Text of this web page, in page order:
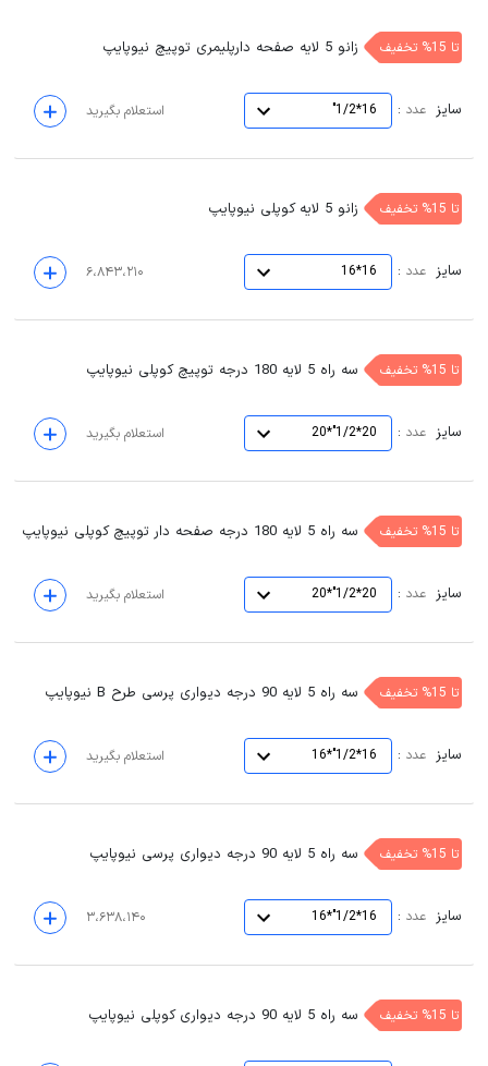
تا 15% تخفیف زانو 5 لایه صفحه دارپلیمری توپیچ نیوپایپ
سایز عدد :
16*1/2" استعلام بگیرید
تا 15% تخفیف زانو 5 لایه کوپلی نیوپایپ
سایز عدد :
16*16 ۶،۸۴۳،۲۱۰
تا 15% تخفیف سه راه 5 لایه 180 درجه توپیچ کوپلی نیوپایپ
سایز عدد :
20*1/2"*20 استعلام بگیرید
تا 15% تخفیف سه راه 5 لایه 180 درجه صفحه دار توپیچ کوپلی نیوپایپ
سایز عدد :
20*1/2"*20 استعلام بگیرید
تا 15% تخفیف سه راه 5 لایه 90 درجه دیواری پرسی طرح B نیوپایپ
سایز عدد :
16*1/2"*16 استعلام بگیرید
تا 15% تخفیف سه راه 5 لایه 90 درجه دیواری پرسی نیوپایپ
سایز عدد :
16*1/2"*16 ۳،۶۳۸،۱۴۰
تا 15% تخفیف سه راه 5 لایه 90 درجه دیواری کوپلی نیوپایپ